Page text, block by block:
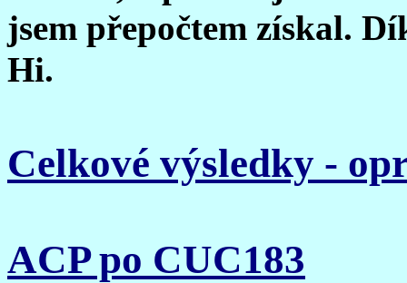
jsem přepočtem získal.
Hi.
Celkové výsledky -
ACP po CUC183